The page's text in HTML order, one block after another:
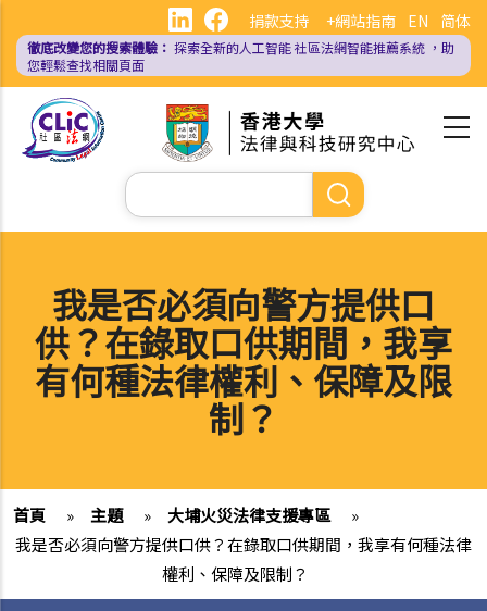
內
EN 简体
捐款支持 +網站指南
徹底改變您的搜索體驗： 探索全新的人工智能社區法網智能推薦系統 ，助
您輕鬆查找相關頁面
Search
我是否必須向警方提供口
供？在錄取口供期間，我享
有何種法律權利、保障及限
制？
首頁 » 主題 » 大埔火災法律支援專區
»
我是否必須向警方提供口供？在錄取口供期間，我享有何種法律
權利、保障及限制？